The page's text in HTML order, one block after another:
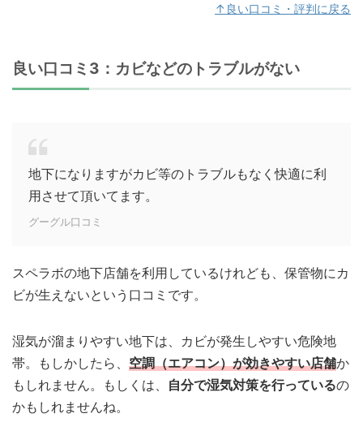
↑良い口コミ・評判に戻る
良い口コミ3：カビなどのトラブルがない
地下になりますがカビ等のトラブルもなく快適に利
用させて頂いてます。
グーグル口コミ
スペラボの地下店舗を利用しているけれども、保管物にカ
ビが生えないという口コミです。
湿気が溜まりやすい地下は、カビが発生しやすい危険地
帯。もしかしたら、 空調（エアコン）が効きやすい店舗か
もしれません。もしくは、 自分で湿気対策を行っているの
かもしれませんね。